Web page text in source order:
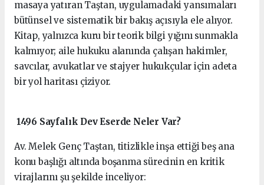
masaya yatıran Taştan, uygulamadaki yansımaları
bütünsel ve sistematik bir bakış açısıyla ele alıyor.
Kitap, yalnızca kuru bir teorik bilgi yığını sunmakla
kalmıyor; aile hukuku alanında çalışan hakimler,
savcılar, avukatlar ve stajyer hukukçular için adeta
bir yol haritası çiziyor.
1496 Sayfalık Dev Eserde Neler Var?
Av. Melek Genç Taştan, titizlikle inşa ettiği beş ana
konu başlığı altında boşanma sürecinin en kritik
virajlarını şu şekilde inceliyor: